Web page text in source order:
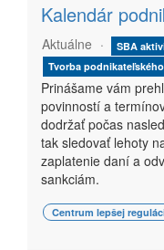
Kalendár
Aktuálne
SBA
Tvorba
Prinášame vám
povinností a
dodržať počas
tak sledovať lehoty
zaplatenie daní a
sankciám.
Centrum lepšej